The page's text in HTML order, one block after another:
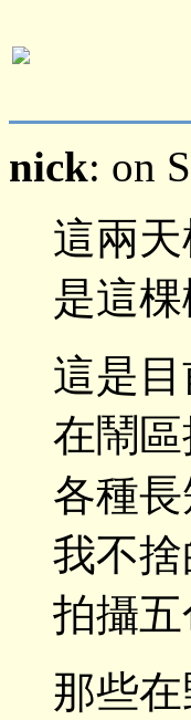
nick: on
這兩
是這
這是
在鬧
各種
我不
拍攝
那些